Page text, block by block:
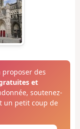
des
et
soutenez-
un petit coup de